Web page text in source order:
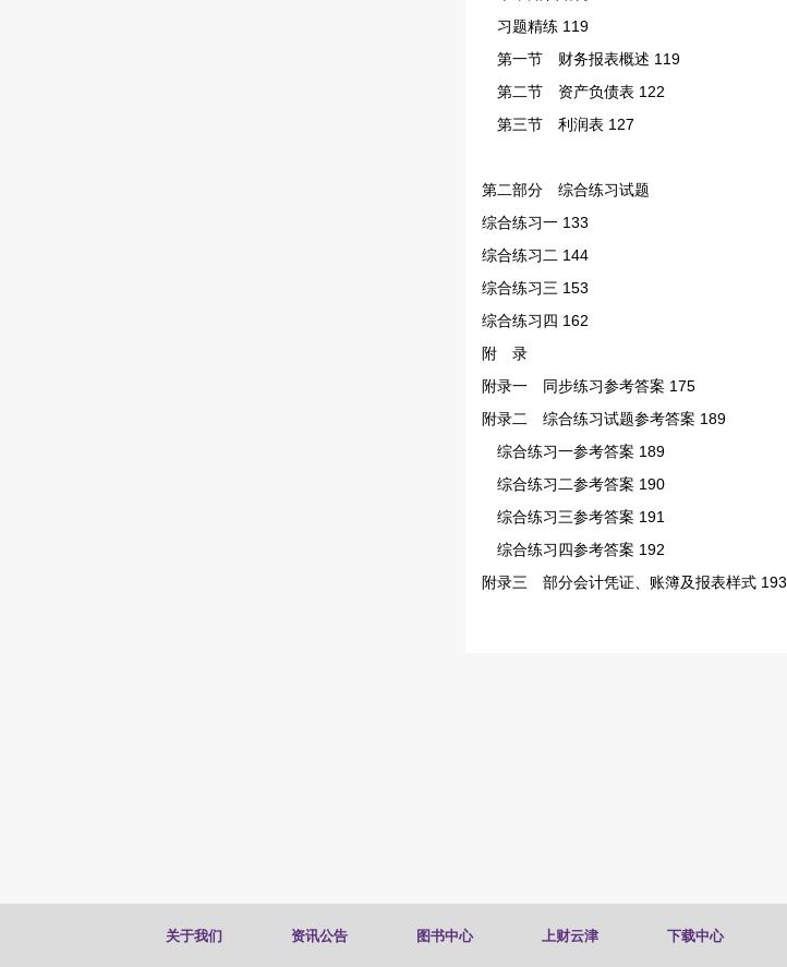
习题精练 119
第一节 财务报表概述 119
第二节 资产负债表 122
第三节 利润表 127
第二部分 综合练习试题
综合练习一 133
综合练习二 144
综合练习三 153
综合练习四 162
附 录
附录一 同步练习参考答案 175
附录二 综合练习试题参考答案 189
综合练习一参考答案 189
综合练习二参考答案 190
综合练习三参考答案 191
综合练习四参考答案 192
附录三 部分会计凭证、账簿及报表样式 193
关于我们 资讯公告 图书中心 上财云津 下载中心